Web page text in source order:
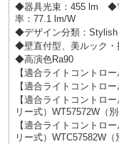
◆器具光束：455 lm ◆
率：77.1 lm/W
◆デザイン分類：Stylish
◆壁直付型、美ルック・
◆高演色Ra90
【適合ライトコントロ
【適合ライトコントロ
【適合ライトコントロ
リー式）WT57572W（別
【適合ライトコントロ
リー式）WTC57582W（